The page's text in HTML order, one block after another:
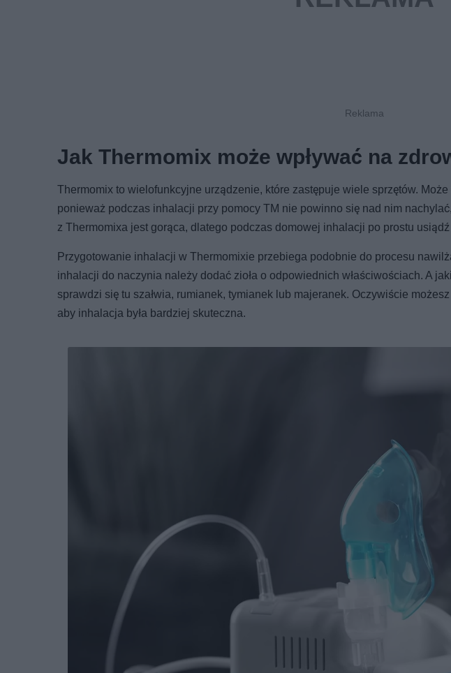
Jak Thermomix może wpływać na
Thermomix to wielofunkcyjne urządzenie, które zastępuje wiele sprzętów.
ponieważ podczas inhalacji przy pomocy TM nie powinno się nad nim
z Thermomixa jest gorąca, dlatego podczas domowej inhalacji po prostu
Przygotowanie inhalacji w Thermomixie przebiega podobnie do procesu
inhalacji do naczynia należy dodać zioła o odpowiednich właściwościach. A
sprawdzi się tu szałwia, rumianek, tymianek lub majeranek. Oczywiście
aby inhalacja była bardziej skuteczna.